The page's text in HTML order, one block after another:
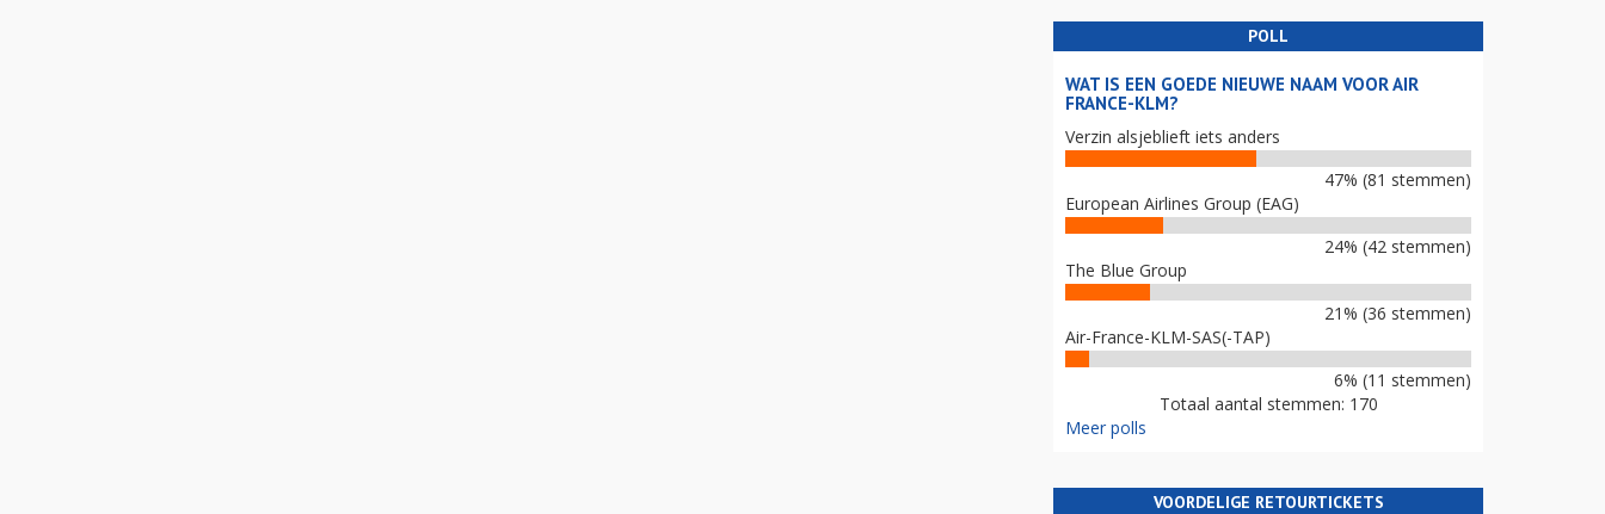
POLL
WAT IS EEN GOEDE NIEUWE NAAM VOOR AIR
FRANCE-KLM?
Verzin alsjeblieft iets anders
47% (81 stemmen)
European Airlines Group (EAG)
24% (42 stemmen)
The Blue Group
21% (36 stemmen)
Air-France-KLM-SAS(-TAP)
6% (11 stemmen)
Totaal aantal stemmen: 170
Meer polls
VOORDELIGE RETOURTICKETS